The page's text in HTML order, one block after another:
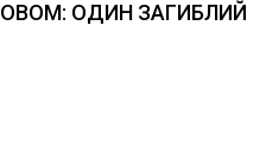
ОДИН ЗАГИБЛИЙ